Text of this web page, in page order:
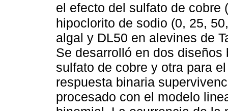
el efecto del sulfato de cobre
hipoclorito de sodio (0, 25,
algal y DL50 en alevines de
Se desarrolló en dos
sulfato de cobre y otra para
respuesta binaria
procesado con el modelo